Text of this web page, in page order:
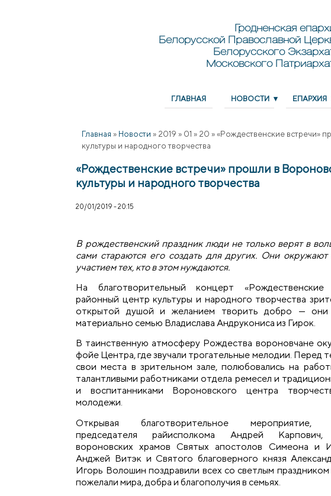
Гродненская
Белорусской Православной
Белорусского
Московского
ГЛАВНАЯ НОВОСТИ ЕПАРХИЯ
Главная » Новости » 2019 » 01 » 20 » «Рождественские встречи»
культуры и народного творчества
«Рождественские встречи» прошли в
культуры и народного творчества
20/01/2019 - 20:15
В рождественский праздник люди не только верят в
сами стараются его создать для других. Они
участием тех, кто в этом нуждаются.
На благотворительный концерт
районный центр культуры и народного творчества
открытой душой и желанием творить добро — они
материально семью Владислава Андрукониса из Гирок.
В таинственную атмосферу Рождества вороновчане
фойе Центра, где звучали трогательные мелодии. Перед
свои места в зрительном зале, полюбовались на
талантливыми работниками отдела ремесел и
и воспитанниками Вороновского центра
молодежи.
Открывая благотворительное мероприятие,
председателя райисполкома Андрей Карпович,
вороновских храмов Святых апостолов Симеона
Анджей Витэк и Святого благоверного князя
Игорь Волошин поздравили всех со светлым
пожелали мира, добра и благополучия в семьях.